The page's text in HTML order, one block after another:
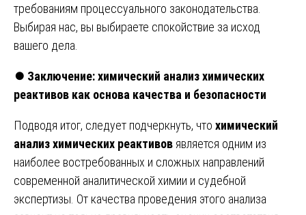
требованиям процессуального законодательства.
Выбирая нас, вы выбираете спокойствие за исход
вашего дела.
⏺️ Заключение: химический анализ химических
реактивов как основа качества и безопасности
Подводя итог, следует подчеркнуть, что химический
анализ химических реактивов является одним из
наиболее востребованных и сложных направлений
современной аналитической химии и судебной
экспертизы. От качества проведения этого анализа